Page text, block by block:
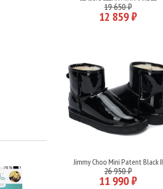
19 650 ₽
12 859 ₽
Подробнее
Jimmy Choo Mini Patent Black II
26 950 ₽
11 990 ₽